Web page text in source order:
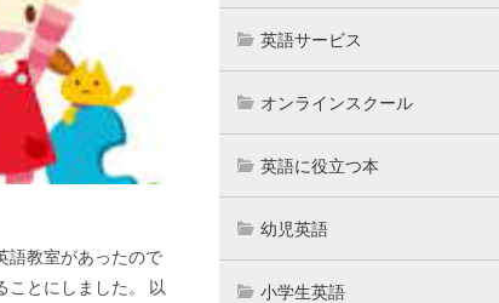
語教室があったので
ことにしました。 以
英語サービス
オンラインスクール
英語に役立つ本
幼児英語
小学生英語